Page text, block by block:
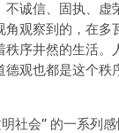
不诚信、固执、虚
角观察到的，在多
秩序井然的生活。
德观也都是这个秩
社会” 的一系列